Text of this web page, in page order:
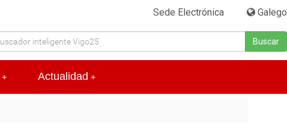
Sede Electrónica Galego
Buscar
+ +
Actualidad